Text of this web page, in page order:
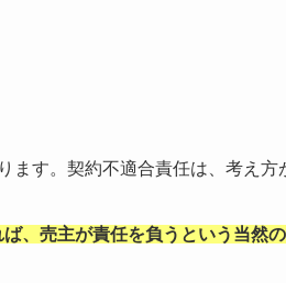
ます。契約不適合責任は、考え方
、売主が責任を負うという当然の